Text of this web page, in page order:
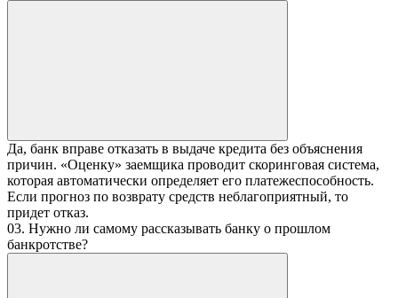
Да, банк вправе отказать в выдаче кредита без объяснения
причин. «Оценку» заемщика проводит скоринговая система,
которая автоматически определяет его платежеспособность.
Если прогноз по возврату средств неблагоприятный, то
придет отказ.
03. Нужно ли самому рассказывать банку о прошлом
банкротстве?